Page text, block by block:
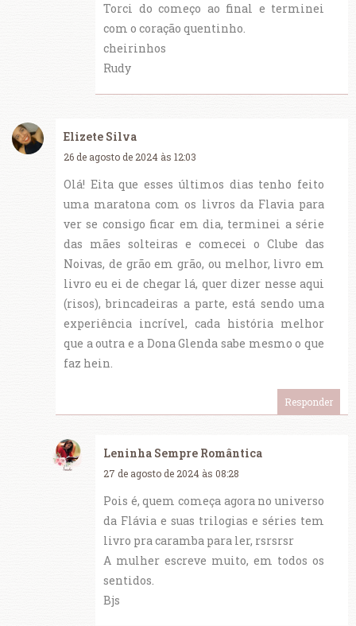
Torci do começo ao final e terminei
com o coração quentinho.
cheirinhos
Rudy
Elizete Silva
26 de agosto de 2024 às 12:03
Olá! Eita que esses últimos dias tenho feito
uma maratona com os livros da Flavia para
ver se consigo ficar em dia, terminei a série
das mães solteiras e comecei o Clube das
Noivas, de grão em grão, ou melhor, livro em
livro eu ei de chegar lá, quer dizer nesse aqui
(risos), brincadeiras a parte, está sendo uma
experiência incrível, cada história melhor
que a outra e a Dona Glenda sabe mesmo o que
faz hein.
Responder
Leninha Sempre Romântica
27 de agosto de 2024 às 08:28
Pois é, quem começa agora no universo
da Flávia e suas trilogias e séries tem
livro pra caramba para ler, rsrsrsr
A mulher escreve muito, em todos os
sentidos.
Bjs